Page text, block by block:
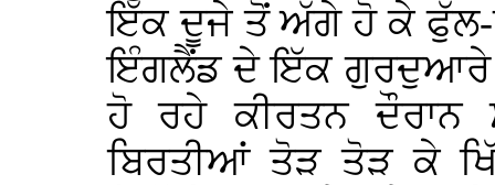
ਇੱਕ ਦੂਜੇ ਤੋਂ ਅੱਗੇ ਹੋ ਕੇ ਫੁੱਲ-
ਇੰਗਲੈਂਡ ਦੇ ਇੱਕ ਗੁਰਦੁਆਰੇ
ਹੋ ਰਹੇ ਕੀਰਤਨ ਦੌਰਾਨ
ਬਿਰਤੀਆਂ ਤੋੜ ਤੋੜ ਕੇ